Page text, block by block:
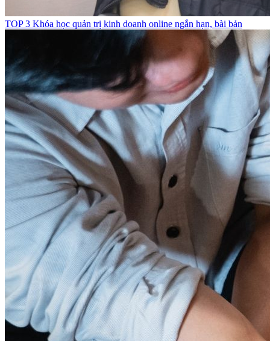
TOP 3 Khóa học quản trị kinh doanh online ngắn hạn, bài bản